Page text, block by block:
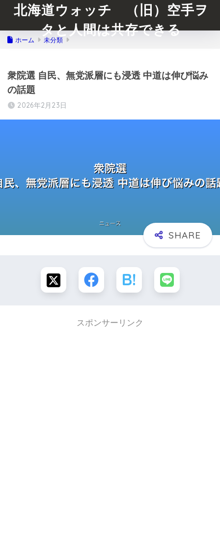
北海道ウォッチ （旧）空手ヲ
タと人間は共存できる
ホーム 未分類
衆院選 自民、無党派層にも浸透 中道は伸び悩み
の話題
2026年2月23日
スポンサーリンク